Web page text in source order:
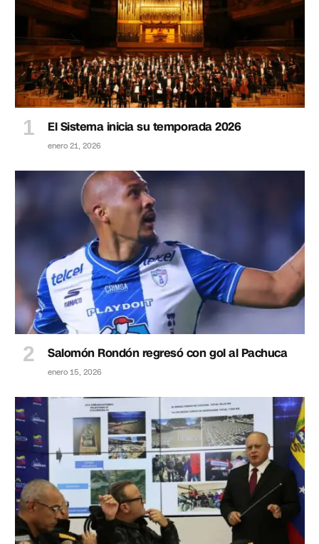
El Sistema inicia su temporada 2026
enero 21, 2026
Salomón Rondón regresó con gol al Pachuca
enero 15, 2026